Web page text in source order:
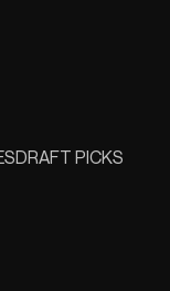
DRAFT PICKS